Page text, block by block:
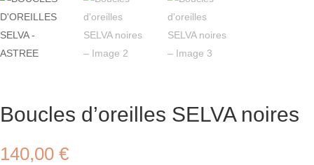
Boucles d’oreilles SELVA noires
140,00 €